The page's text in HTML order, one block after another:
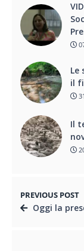
Le
il
Il
PREVIOUS POST
Oggi la